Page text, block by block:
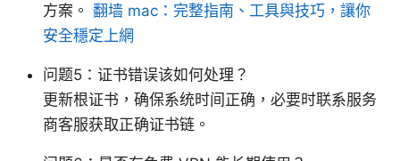
方案。 翻墙 mac：完整指南、工具與技巧，讓你
安全穩定上網
问题5：证书错误该如何处理？
更新根证书，确保系统时间正确，必要时联系服务
商客服获取正确证书链。